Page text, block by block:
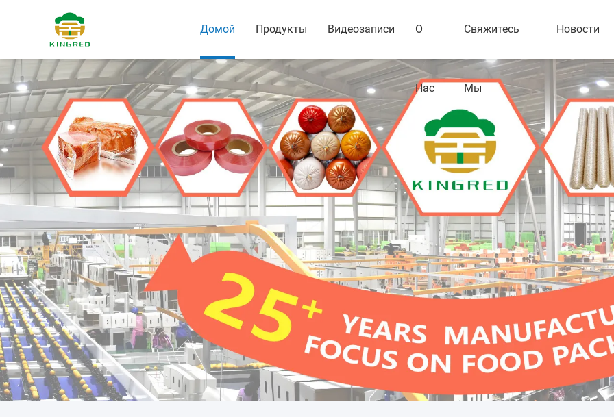
Домой Продукты Видеозаписи О
Нас
Свяжитесь
Мы
Новости